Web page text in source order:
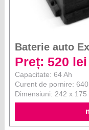
Baterie auto
Preț: 520 lei
Capacitate: 64 Ah
Curent de pornire: 640
Dimensiuni: 242 x 175